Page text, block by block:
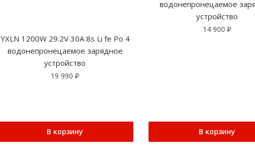
YXLN 1200W 29.2V 30A 8s Li fe Po 4
водонепронецаемое зарядное
устройство
19 990₽
В корзину
водонепронецаемое
устройство
14 900₽
В корзину